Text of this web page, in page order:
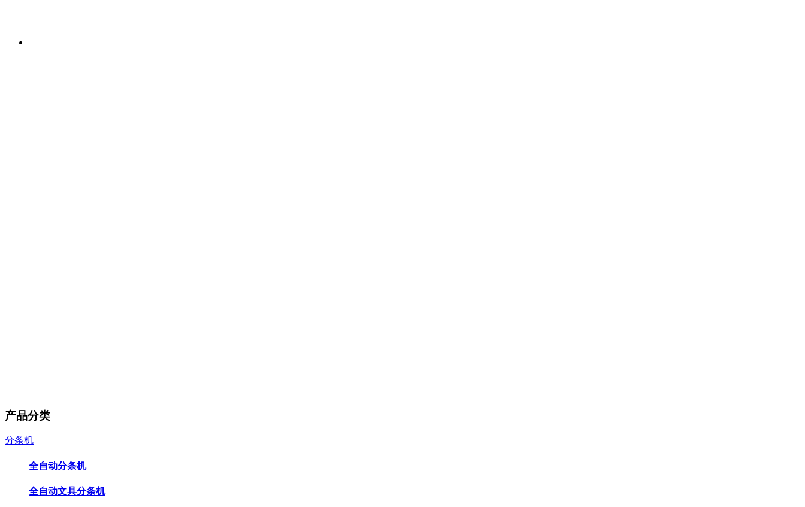
产品分类
分条机
全自动分条机
全自动文具分条机